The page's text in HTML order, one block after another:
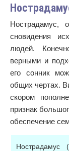
сновидения
людей.
верными и
его сонник
общих чертах.
скором
признак
обеспечение